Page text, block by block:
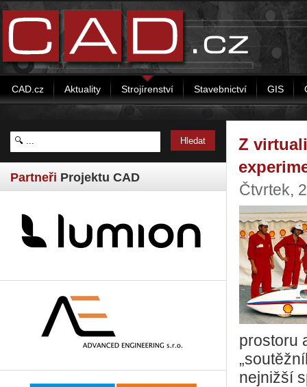
CAD.cz Aktuality Strojírenství Stavebnictví GIS
Partneři Projektu CAD
Z
Čtvrtek,
prostoru
nejnižší